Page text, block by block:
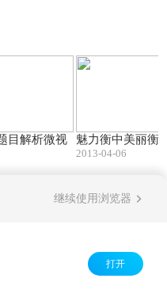
目解析微视
魅力衡中美丽衡
2013-04-06
继续使用浏览器
打开